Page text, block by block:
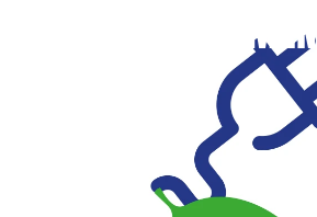
MANAGEMENT